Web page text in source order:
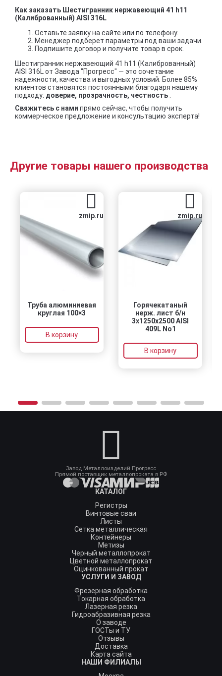
Как заказать Шестигранник нержавеющий 41 h11
(Калиброванный) AISI 316L
Оставьте заявку на сайте или по телефону.
Менеджер подберет параметры под ваши задачи.
Подпишите договор и получите товар в срок.
Шестигранник нержавеющий 41 h11 (Калиброванный)
AISI 316L от Завода "Прогресс" — это сочетание
надежности, качества и выгодных условий. Более 85%
клиентов становятся постоянными благодаря нашему
подходу: доверие, прозрачность, честность
Свяжитесь с нами прямо сейчас, чтобы получить
коммерческое предложение и консультацию эксперта!
Другие товары нашего производства
zmip.ru
Труба алюминиевая
круглая 100×3
В корзину
zmip.ru
Горячекатаный
нерж. лист б/н
3х1250х2500 AISI
409L No1
В корзину
Завод Металлоизделий Прогресс
Прямой поставщик металлопроката в РФ
КАТАЛОГ
Регистры
Винтовые сваи
Листы
Сетка металлическая
Контейнеры
Метизы
Черный металлопрокат
Цветной металлопрокат
Оцинкованный прокат
УСЛУГИ И ЗАВОД
Фрезерная обработка
Токарная обработка
Лазерная резка
Гидроабразивная резка
О заводе
ГОСТы и ТУ
Отзывы
Доставка
Карта сайта
НАШИ ФИЛИАЛЫ